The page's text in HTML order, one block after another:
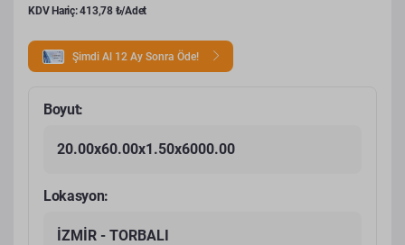
KDV Hariç: 413,78 ₺/Adet
Şimdi Al 12 Ay Sonra Öde!
Boyut:
20.00x60.00x1.50x6000.00
Lokasyon:
İZMİR - TORBALI